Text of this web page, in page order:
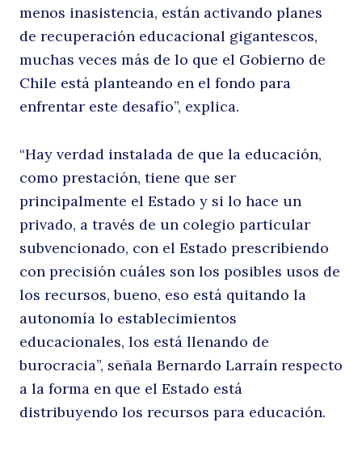
menos inasistencia, están activando planes
de recuperación educacional gigantescos,
muchas veces más de lo que el Gobierno de
Chile está planteando en el fondo para
enfrentar este desafío”, explica.
“Hay verdad instalada de que la educación,
como prestación, tiene que ser
principalmente el Estado y si lo hace un
privado, a través de un colegio particular
subvencionado, con el Estado prescribiendo
con precisión cuáles son los posibles usos de
los recursos, bueno, eso está quitando la
autonomía lo establecimientos
educacionales, los está llenando de
burocracia”, señala Bernardo Larraín respecto
a la forma en que el Estado está
distribuyendo los recursos para educación.